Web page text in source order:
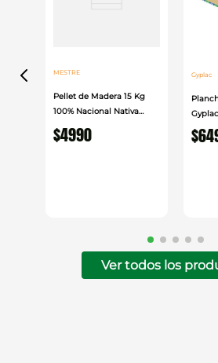
MESTRE
Pellet de Madera 15 Kg
100% Nacional Nativa
Mestre
$4990
Gyplac
cm x
$
Ver todos los